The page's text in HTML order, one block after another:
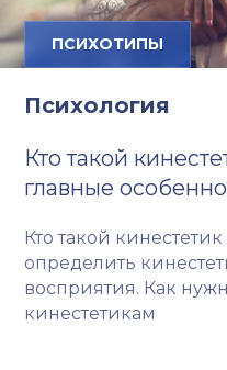
ПСИХОТИПЫ
Психология
Кто такой
главные
Кто такой
определить
восприятия. Как
кинестетикам